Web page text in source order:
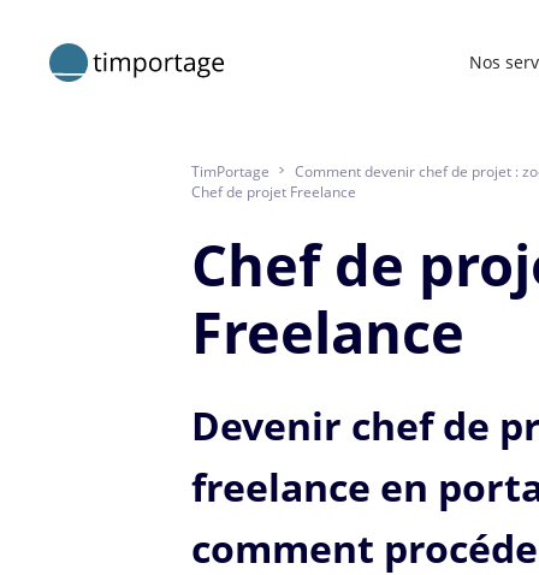
Nos
TimPortage > Comment devenir chef de projet :
Chef de projet Freelance
Chef de
Freelance
Devenir chef de
freelance en
comment